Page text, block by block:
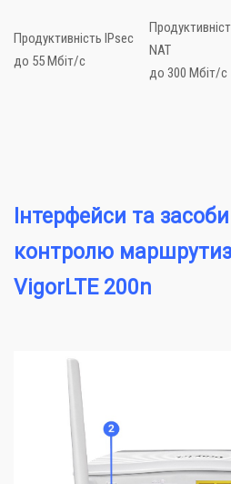
Продуктивність IPsec
до 55 Мбіт/с
NAT
до 300 Мбіт/с
Інтерфейси та
контролю
VigorLTE 200n